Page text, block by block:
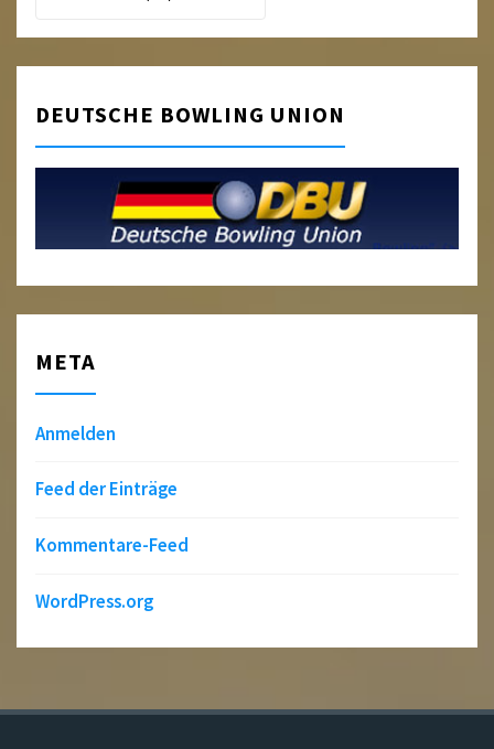
DEUTSCHE BOWLING UNION
META
Anmelden
Feed der Einträge
Kommentare-Feed
WordPress.org